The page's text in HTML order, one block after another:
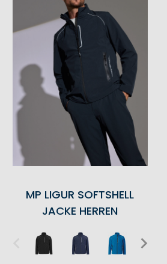
MP LIGUR SOFTSHELL
JACKE HERREN